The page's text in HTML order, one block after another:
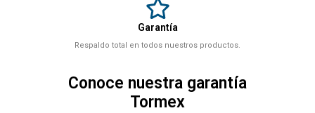
Garantía
Respaldo total en todos nuestros productos.
Conoce nuestra garantía
Tormex